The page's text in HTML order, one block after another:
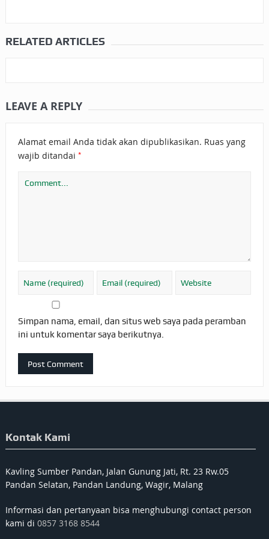
RELATED ARTICLES
LEAVE A REPLY
Alamat email Anda tidak akan dipublikasikan. Ruas yang
wajib ditandai *
Simpan nama, email, dan situs web saya pada peramban
ini untuk komentar saya berikutnya.
Kontak Kami
Kavling Sumber Pandan, Jalan Gunung Jati, Rt. 23 Rw.05
Pandan Selatan, Pandan Landung, Wagir, Malang
Informasi dan pertanyaan bisa menghubungi contact person
kami di 0857 3168 8544